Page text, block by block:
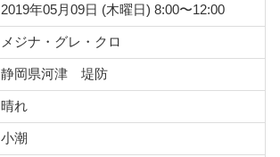
2019年05月09日 (木曜日) 8:00〜12:00
メジナ・グレ・クロ
静岡県河津 堤防
晴れ
小潮